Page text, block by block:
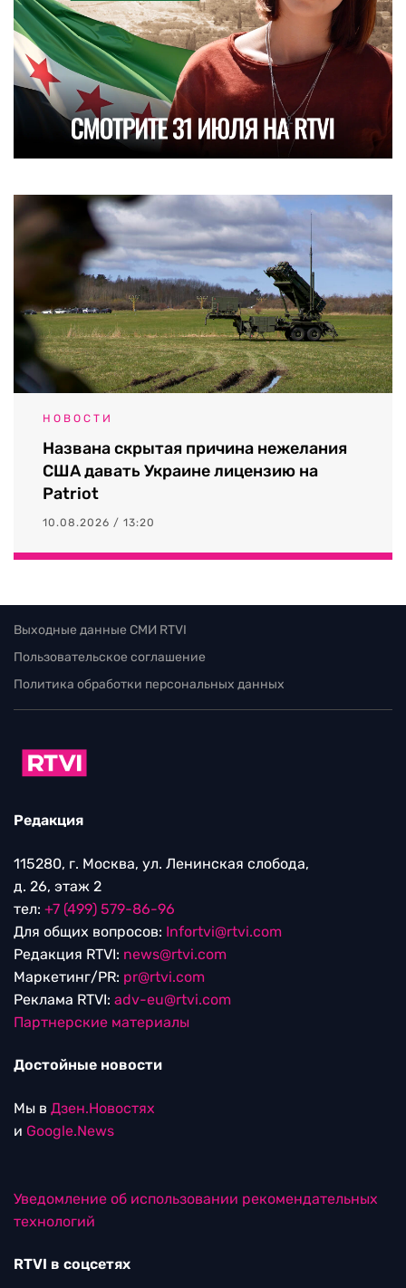
НОВОСТИ
Названа скрытая причина нежелания
США давать Украине лицензию на
Patriot
10.08.2026 / 13:20
Выходные данные СМИ RTVI
Пользовательское соглашение
Политика обработки персональных данных
Редакция
115280, г. Москва, ул. Ленинская слобода,
д. 26, этаж 2
тел: +7 (499) 579-86-96
Для общих вопросов: Infortvi@rtvi.com
Редакция RTVI: news@rtvi.com
Маркетинг/PR: pr@rtvi.com
Реклама RTVI: adv-eu@rtvi.com
Партнерские материалы
Достойные новости
Мы в Дзен.Новостях
и Google.News
Уведомление об использовании рекомендательных
технологий
RTVI в соцсетях